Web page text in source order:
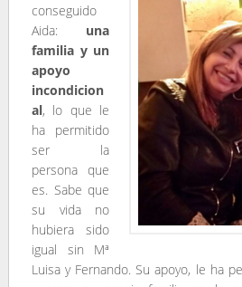
conseguido
Aida: una
familia y un
apoyo
incondicion
al, lo que le
ha permitido
ser la
persona que
es. Sabe que
su vida no
hubiera sido
igual sin Mª
Luisa y Fernando. Su apoyo, le ha